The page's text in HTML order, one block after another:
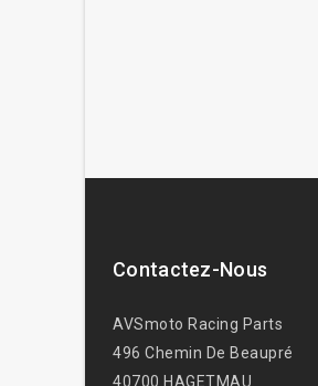
Contactez-Nous
AVSmoto Racing Parts
496 Chemin De Beaupré
40700 HAGETMAU